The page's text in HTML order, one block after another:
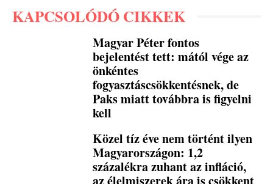
KAPCSOLÓDÓ CIKKEK
Magyar Péter fontos
bejelentést tett: mától vége az
önkéntes
fogyasztáscsökkentésnek, de
Paks miatt továbbra is figyelni
kell
Közel tíz éve nem történt ilyen
Magyarországon: 1,2
százalékra zuhant az infláció,